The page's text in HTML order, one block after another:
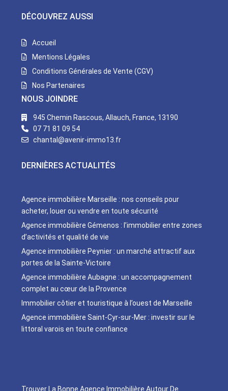
DÉCOUVREZ AUSSI
Accueil
Mentions Légales
Conditions Générales de Vente (CGV)
Nos Partenaires
NOUS JOINDRE
945 Chemin Rascous, Allauch, France, 13190
07 71 81 09 54
chantal@avenir-immo13.fr
DERNIÈRES ACTUALITÉS
Agence immobilière Marseille : nos conseils pour
acheter, louer ou vendre en toute sécurité
Agence immobilière Gémenos : l’immobilier entre zones
d’activités et qualité de vie
Agence immobilière Peynier : un marché attractif aux
portes de la Sainte-Victoire
Agence immobilière Aubagne : un accompagnement
complet au cœur de la Provence
Immobilier côtier et touristique à l’ouest de Marseille
Agence immobilière Saint-Cyr-sur-Mer : investir sur le
littoral varois en toute confiance
Trouver La Bonne Agence Immobilière Autour De